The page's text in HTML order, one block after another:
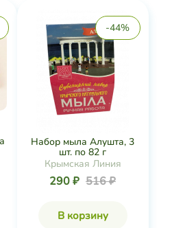
-44%
Набор мыла Алушта, 3
шт. по 82 г
Крымская Линия
290 ₽ 516 ₽
В корзину